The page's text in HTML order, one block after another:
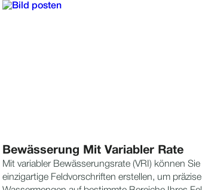
Bewässerung Mit Variabler Rate
Mit variabler Bewässerungsrate (VRI) können Sie
einzigartige Feldvorschriften erstellen, um präzise